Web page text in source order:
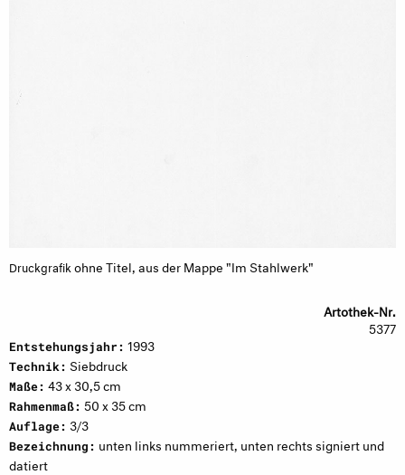
Druckgrafik ohne Titel, aus der Mappe "Im Stahlwerk"
Artothek-Nr.
5377
Entstehungsjahr: 1993
Technik: Siebdruck
Maße: 43 x 30,5 cm
Rahmenmaß: 50 x 35 cm
Auflage: 3/3
Bezeichnung: unten links nummeriert, unten rechts signiert und
datiert